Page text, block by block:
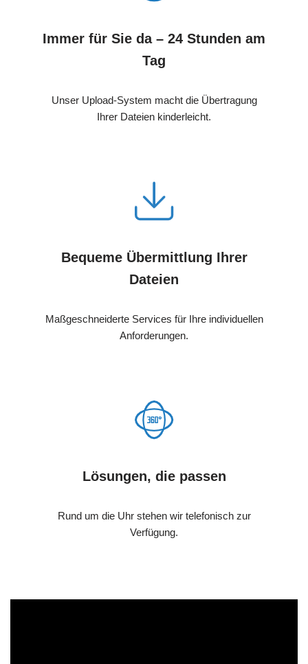
Immer für Sie da – 24 Stunden am
Tag
Unser Upload-System macht die Übertragung
Ihrer Dateien kinderleicht.
Bequeme Übermittlung Ihrer
Dateien
Maßgeschneiderte Services für Ihre individuellen
Anforderungen.
Lösungen, die passen
Rund um die Uhr stehen wir telefonisch zur
Verfügung.